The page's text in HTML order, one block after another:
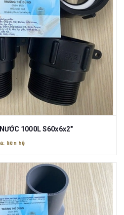
1000L S60x6x2"
liên hệ